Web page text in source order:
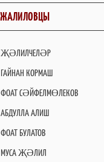
ҖӘЛИЛЧЕЛӘР
ГАЙНАН КОРМАШ
ФОАТ СӘЙФЕЛМӨЛЕКОВ
АБДУЛЛА АЛИШ
ФОАТ БУЛАТОВ
МУСА ҖӘЛИЛ